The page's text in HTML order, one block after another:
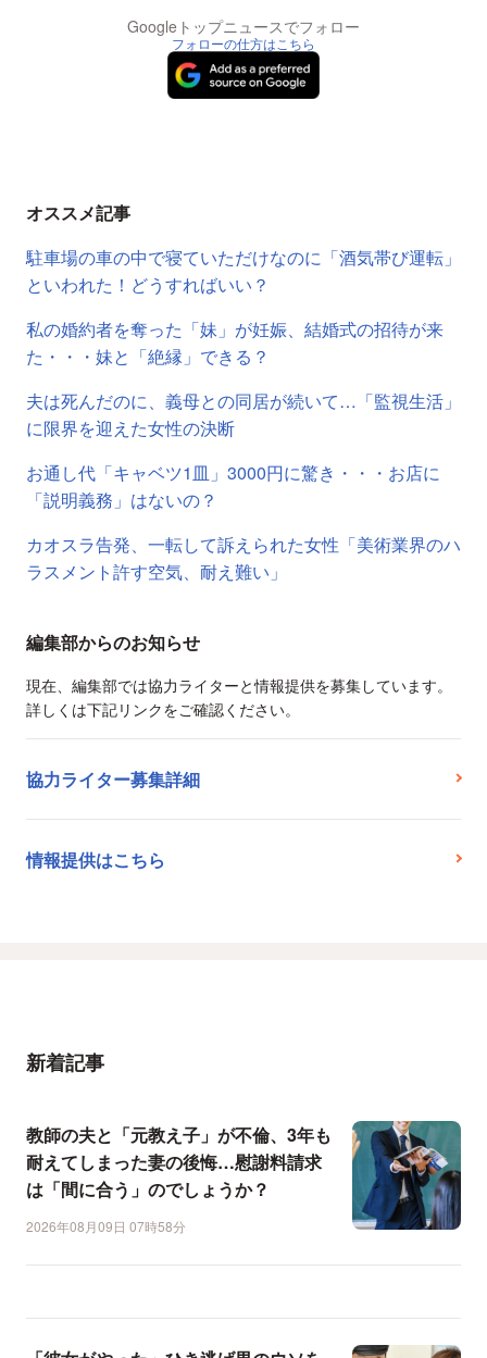
Googleトップニュースでフォロー
フォローの仕方はこちら
オススメ記事
駐車場の車の中で寝ていただけなのに「酒気帯び運転」
といわれた！どうすればいい？
私の婚約者を奪った「妹」が妊娠、結婚式の招待が来
た・・・妹と「絶縁」できる？
夫は死んだのに、義母との同居が続いて…「監視生活」
に限界を迎えた女性の決断
お通し代「キャベツ1皿」3000円に驚き・・・お店に
「説明義務」はないの？
カオスラ告発、一転して訴えられた女性「美術業界のハ
ラスメント許す空気、耐え難い」
編集部からのお知らせ
現在、編集部では協力ライターと情報提供を募集しています。
詳しくは下記リンクをご確認ください。
協力ライター募集詳細
情報提供はこちら
新着記事
教師の夫と「元教え子」が不倫、3年も
耐えてしまった妻の後悔…慰謝料請求
は「間に合う」のでしょうか？
2026年08月09日 07時58分